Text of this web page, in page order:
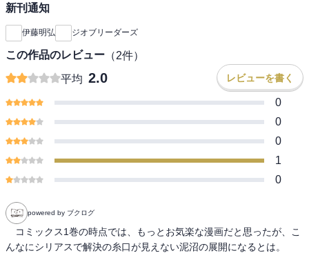
新刊通知
伊藤明弘 ジオブリーダーズ
この作品のレビュー （2件）
平均 2.0 レビューを書く
0
0
0
1
0
powered by ブクログ
コミックス1巻の時点では、もっとお気楽な漫画だと思ったが、こ
んなにシリアスで解決の糸口が見えない泥沼の展開になるとは。